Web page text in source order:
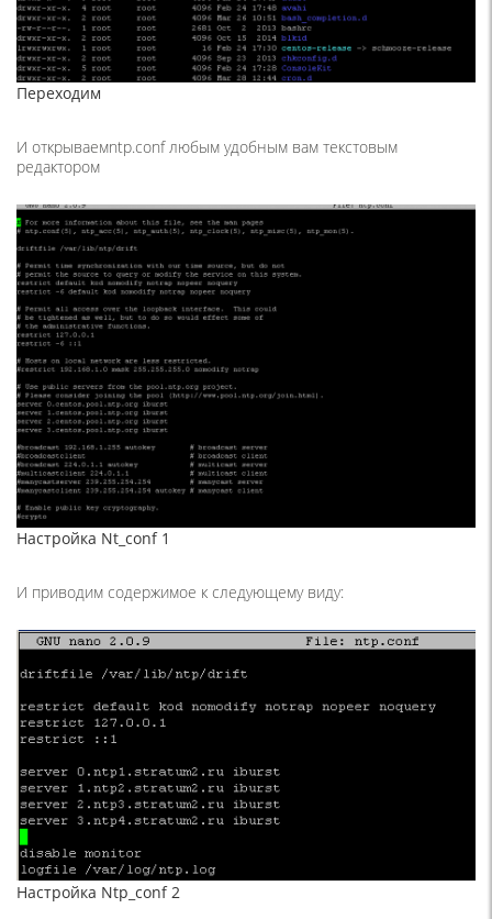
Переходим
И открываемntp.conf любым удобным вам текстовым
редактором
Настройка Nt_conf 1
И приводим содержимое к следующему виду:
Настройка Ntp_conf 2